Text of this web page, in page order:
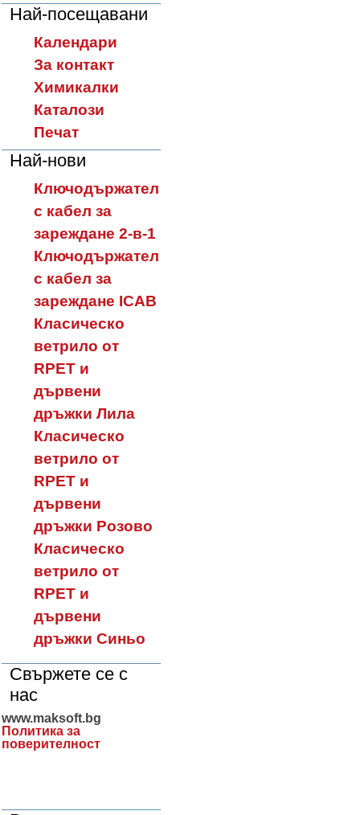
Най-посещавани
Календари
За контакт
Химикалки
Каталози
Печат
Най-нови
Ключодържател
с кабел за
зареждане 2-в-1
Ключодържател
с кабел за
зареждане ICAB
Класическо
ветрило от
RPET и
дървени
дръжки Лила
Класическо
ветрило от
RPET и
дървени
дръжки Розово
Класическо
ветрило от
RPET и
дървени
дръжки Синьо
Свържете се с
нас
www.maksoft.bg
Политика за
поверителност